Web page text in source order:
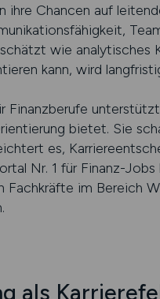
ihre Chancen auf
wie
kann, wird
Finanzberufe
bietet. Sie
es,
Nr. 1 für Finanz-
Fachkräfte im Bereich
als